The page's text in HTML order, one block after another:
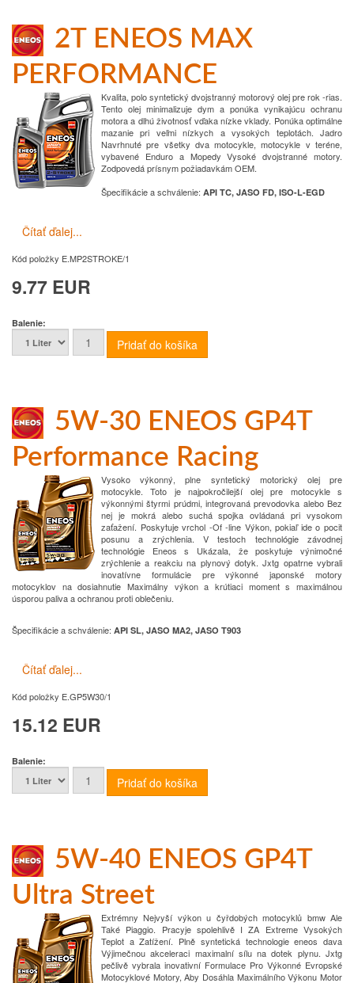
2T ENEOS MAX
PERFORMANCE
Kvalita, polo syntetický dvojstranný motorový olej pre rok -rias.
Tento olej minimalizuje dym a ponúka vynikajúcu ochranu
motora a dlhú životnosť vďaka nízke vklady. Ponúka optimálne
mazanie pri veľmi nízkych a vysokých teplotách. Jadro
Navrhnuté pre všetky dva motocykle, motocykle v teréne,
vybavené Enduro a Mopedy Vysoké dvojstranné motory.
Zodpovedá prísnym požiadavkám OEM.
Špecifikácie a schválenie: API TC, JASO FD, ISO-L-EGD
Čítať ďalej...
Kód položky E.MP2STROKE/1
9.77 EUR
Balenie:
5W-30 ENEOS GP4T
Performance Racing
Vysoko výkonný, plne syntetický motorický olej pre
motocykle.
Toto je najpokročilejší
olej pre motocykle s
výkonnými štyrmi prúdmi, integrovaná prevodovka alebo Bez
nej je mokrá alebo suchá spojka ovládaná pri vysokom
zaťažení. Poskytuje vrchol -Of -line Výkon, pokiaľ ide o pocit
posunu a zrýchlenia.
V testoch technológie závodnej
technológie Eneos s
Ukázala, že poskytuje výnimočné
zrýchlenie a reakciu na plynový dotyk. Jxtg opatrne vybrali
inovatívne formulácie pre výkonné japonské motory
motocyklov na dosiahnutie Maximálny výkon a krútiaci moment s maximálnou
úsporou paliva a ochranouproti oblečeniu.
Špecifikácie a schválenie: API SL, JASO MA2, JASO T903
Čítať ďalej...
Kód položky E.GP5W30/1
15.12 EUR
Balenie:
5W-40 ENEOS GP4T
Ultra Street
Extrémny Nejvyší výkon u čyřdobých motocyklů bmw Ale
Také Piaggio.
Pracyje spolehlivě I ZA Extreme Vysokých
Teplot a Zatížení. Plně syntetická technologie eneos dava
Výjimečnou akceleraci maximalní sílu na dotek plynu. Jxtg
pečlivě vybrala inovativní Formulace Pro Výkonné Evropské
Motocyklové Motory, Aby Dosáhla Maximálního Výkonu Motor